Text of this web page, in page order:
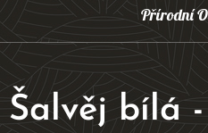
Přírodní
Šalvěj bílá